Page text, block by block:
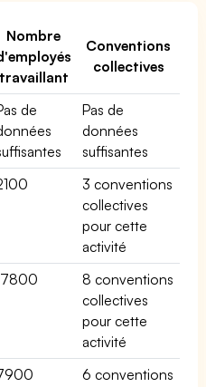
Nombre
travaillant
Conventions
collectives
de
Pas de
données
suffisantes
3 conventions
collectives
pour cette
activité
8 conventions
collectives
pour cette
activité
6 conventions